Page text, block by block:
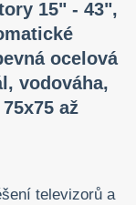
15" - 43",
ocelová
vodováha,
až
televizorů a